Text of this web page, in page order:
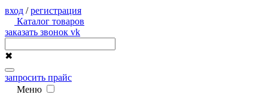
вход /регистрация
Каталог товаров
заказать звонок vk
✖
запросить прайс
Меню